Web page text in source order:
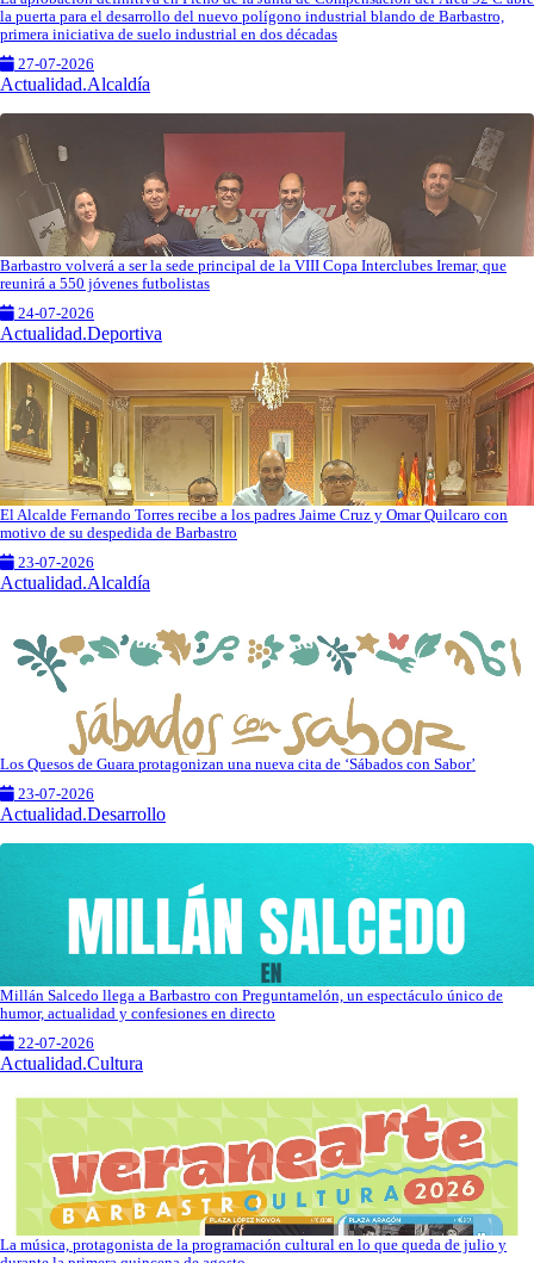
la puerta para el desarrollo del nuevo polígono industrial blando de Barbastro,
primera iniciativa de suelo industrial en dos décadas
27-07-2026
Actualidad.Alcaldía
Barbastro volverá a ser la sede principal de la VIII Copa Interclubes Iremar, que
reunirá a 550 jóvenes futbolistas
24-07-2026
Actualidad.Deportiva
El Alcalde Fernando Torres recibe a los padres Jaime Cruz y Omar Quilcaro con
motivo de su despedida de Barbastro
23-07-2026
Actualidad.Alcaldía
Los Quesos de Guara protagonizan una nueva cita de ‘Sábados con Sabor’
23-07-2026
Actualidad.Desarrollo
Millán Salcedo llega a Barbastro con Preguntamelón, un espectáculo único de
humor, actualidad y confesiones en directo
22-07-2026
Actualidad.Cultura
La música, protagonista de la programación cultural en lo que queda de julio y